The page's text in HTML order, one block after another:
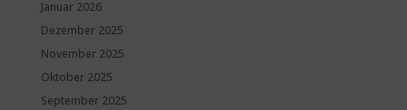
Januar 2026
Dezember 2025
November 2025
Oktober 2025
September 2025